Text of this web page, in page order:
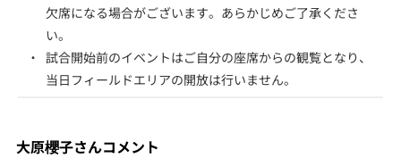
欠席になる場合がございます。あらかじめご了承くださ
い。
・ 試合開始前のイベントはご自分の座席からの観覧となり、
当日フィールドエリアの開放は行いません。
大原櫻子さんコメント